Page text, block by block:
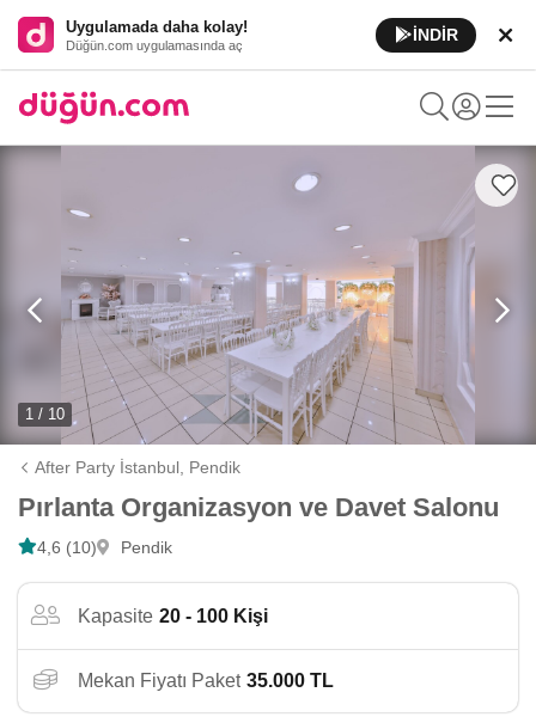
Uygulamada daha kolay!
Düğün.com uygulamasında aç
İNDİR
1 / 10
After Party İstanbul, Pendik
Pırlanta Organizasyon ve Davet Salonu
4,6 (10) Pendik
Kapasite 20 - 100 Kişi
Mekan Fiyatı Paket 35.000 TL